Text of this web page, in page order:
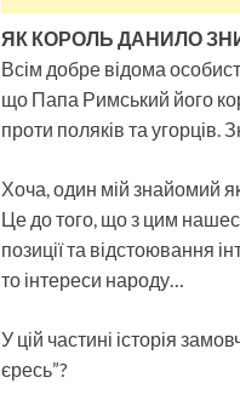
ЯК КОРОЛЬ ДАНИЛО
Всім добре відома
що Папа Римський його
проти поляків та
Хоча, один мій знайомий
Це до того, що з цим
позиції та відстоювання
то інтереси народу…
У цій частині історія
єресь”?